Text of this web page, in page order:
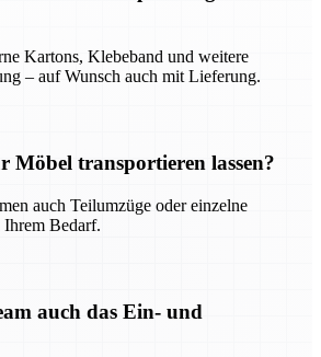
Kartons, Klebeband und weitere
– auf Wunsch auch mit Lieferung.
Möbel transportieren lassen?
auch Teilumzüge oder einzelne
Ihrem Bedarf.
auch das Ein- und